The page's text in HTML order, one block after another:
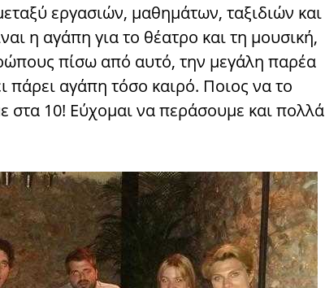
εργασιών, μαθημάτων, ταξιδιών και
η αγάπη για το θέατρο και τη μουσική,
πίσω από αυτό, την μεγάλη παρέα
πάρει αγάπη τόσο καιρό. Ποιος να το
στα 10! Εύχομαι να περάσουμε και πολλά